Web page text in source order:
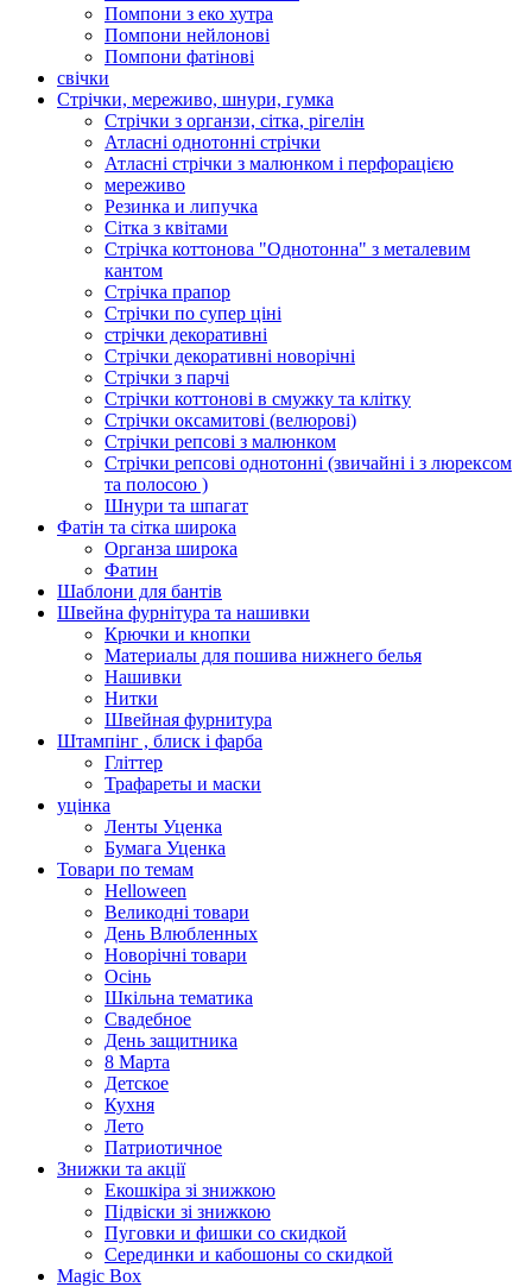
Помпони з еко хутра
Помпони нейлонові
Помпони фатінові
свічки
Стрічки, мереживо, шнури, гумка
Стрічки з органзи, сітка, рігелін
Атласні однотонні стрічки
Атласні стрічки з малюнком і перфорацією
мереживо
Резинка и липучка
Сітка з квітами
Стрічка коттонова "Однотонна" з металевим
кантом
Стрічка прапор
Стрічки по супер ціні
стрічки декоративні
Стрічки декоративні новорічні
Стрічки з парчі
Стрічки коттонові в смужку та клітку
Стрічки оксамитові (велюрові)
Стрічки репсові з малюнком
Стрічки репсові однотонні (звичайні і з люрексом
та полосою )
Шнури та шпагат
Фатін та сітка широка
Органза широка
Фатин
Шаблони для бантів
Швейна фурнітура та нашивки
Крючки и кнопки
Материалы для пошива нижнего белья
Нашивки
Нитки
Швейная фурнитура
Штампінг , блиск і фарба
Гліттер
Трафареты и маски
уцінка
Ленты Уценка
Бумага Уценка
Товари по темам
Helloween
Великодні товари
День Влюбленных
Новорічні товари
Осінь
Шкільна тематика
Свадебное
День защитника
8 Марта
Детское
Кухня
Лето
Патриотичное
Знижки та акції
Екошкіра зі знижкою
Підвіски зі знижкою
Пуговки и фишки со скидкой
Серединки и кабошоны со скидкой
Magic Box